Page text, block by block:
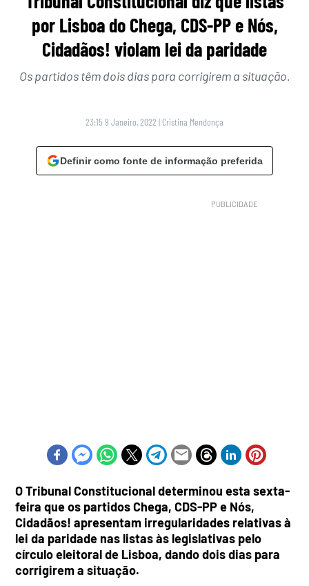
por Lisboa do Chega, CDS-PP e Nós,
Cidadãos! violam lei da paridade
Os partidos têm dois dias para corrigirem a situação.
23:15 9 Janeiro, 2022 | Cristina Mendonça
Definir como fonte de informação preferida
O Tribunal Constitucional determinou esta sexta-
feira que os partidos Chega, CDS-PP e Nós,
Cidadãos! apresentam irregularidades relativas à
lei da paridade nas listas às legislativas pelo
círculo eleitoral de Lisboa, dando dois dias para
corrigirem a situação.